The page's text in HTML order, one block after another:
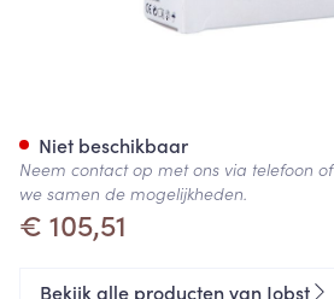
€ 105,51
Niet beschikbaar
Neem contact op met ons via telefoon
we samen de mogelijkheden.
Bekijk alle producten van Jobst